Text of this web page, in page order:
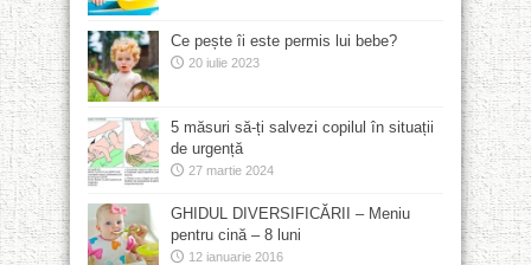
Ce pește îi este permis lui bebe?
20 iulie 2023
5 măsuri să-ți salvezi copilul în situații
de urgență
27 martie 2024
GHIDUL DIVERSIFICĂRII – Meniu
pentru cină – 8 luni
12 ianuarie 2016